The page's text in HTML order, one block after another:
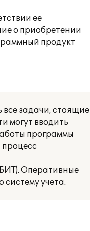
ее
о приобретении
продукт
задачи, стоящие
могут вводить
программы
Оперативные
учета.